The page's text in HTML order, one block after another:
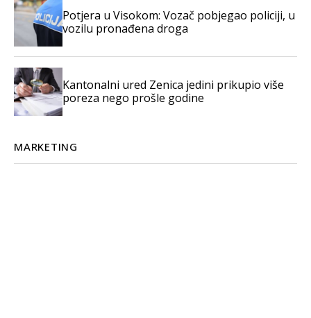
Potjera u Visokom: Vozač pobjegao policiji, u
vozilu pronađena droga
Kantonalni ured Zenica jedini prikupio više
poreza nego prošle godine
MARKETING